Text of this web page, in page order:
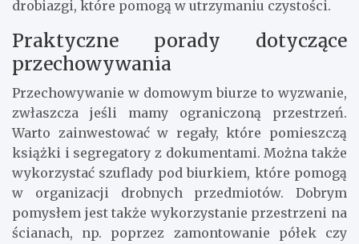
drobiazgi, które pomogą w utrzymaniu czystości.
Praktyczne porady dotyczące
przechowywania
Przechowywanie w domowym biurze to wyzwanie,
zwłaszcza jeśli mamy ograniczoną przestrzeń.
Warto zainwestować w regały, które pomieszczą
książki i segregatory z dokumentami. Można także
wykorzystać szuflady pod biurkiem, które pomogą
w organizacji drobnych przedmiotów. Dobrym
pomysłem jest także wykorzystanie przestrzeni na
ścianach, np. poprzez zamontowanie półek czy